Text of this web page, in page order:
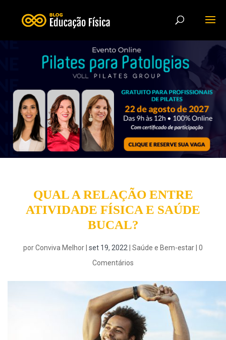
QUAL A RELAÇÃO ENTRE
ATIVIDADE FÍSICA E SAÚDE
BUCAL?
porConviva Melhor set 19, 2022 Saúde e Bem-estar 0
Comentários